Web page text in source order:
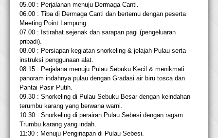
05.00 : Perjalanan menuju Dermaga Canti.
06.00 : Tiba di Dermaga Canti dan bertemu dengan peserta
Meeting Point Lampung.
07.00 : Istirahat sejenak dan sarapan pagi (pengeluaran
pribadi).
08.00 : Persiapan kegiatan snorkeling & jelajah Pulau serta
instruksi penggunaan alat.
08.15 : Perjalana menuju Pulau Sebuku Kecil & menikmati
panoram indahnya pulau dengan Gradasi air biru tosca dan
Pantai Pasir Putih.
09.30 : Snorkeling di Pulau Sebuku Besar dengan keindahan
terumbu karang yang berwana warni.
10.30 : Snorkeling di perairan Pulau Sebesi dengan ragam
Trumbu karang yang indah.
11:30 : Menuju Penginapan di Pulau Sebesi.